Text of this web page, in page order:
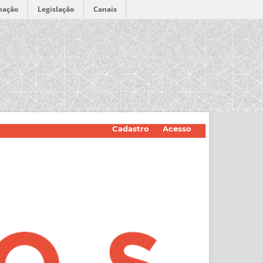
Legislação Canais
Cadastro Acesso